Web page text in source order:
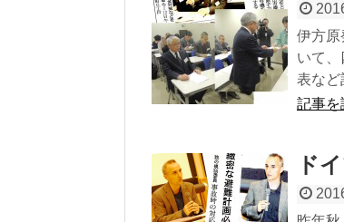
伊方原
いて
表など
記事を
ド